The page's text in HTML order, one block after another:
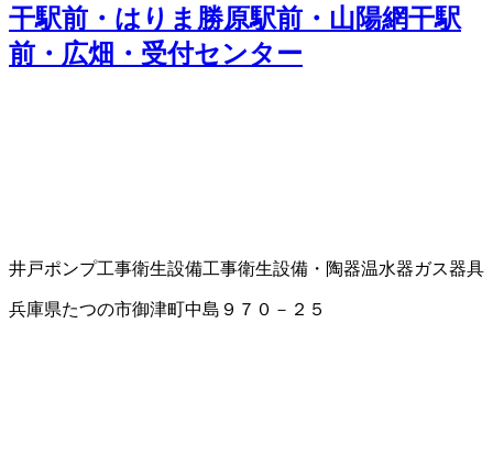
干駅前・はりま勝原駅前・山陽網干駅
前・広畑・受付センター
井戸ポンプ工事衛生設備工事衛生設備・陶器温水器ガス器具
兵庫県たつの市御津町中島９７０－２５